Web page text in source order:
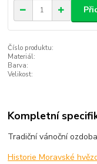
Číslo produktu:
Materiál:
Barva:
Velikost:
Kompletní
Tradiční vánoční
Historie Moravské